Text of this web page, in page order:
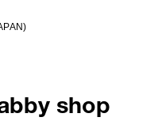
shop